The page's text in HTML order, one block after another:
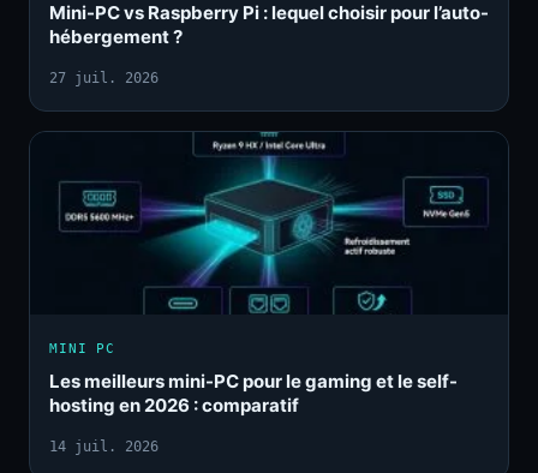
Mini-PC vs Raspberry Pi : lequel choisir pour l’auto-
hébergement ?
27 juil. 2026
MINI PC
Les meilleurs mini-PC pour le gaming et le self-
hosting en 2026 : comparatif
14 juil. 2026